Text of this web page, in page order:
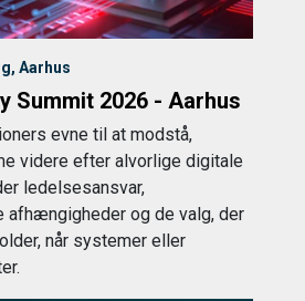
Aarhus
Summit 2026 - Aarhus
evne til at modstå,
videre efter alvorlige digitale
ledelsesansvar,
afhængigheder og de valg, der
når systemer eller